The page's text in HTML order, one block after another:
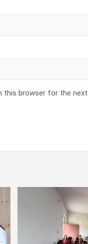
this browser for the